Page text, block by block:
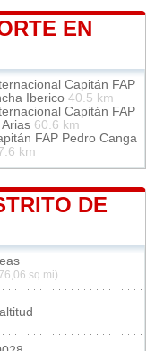
EN
Capitán FAP
Iberico 40.5 km
Capitán FAP
60.6 km
FAP Pedro Canga
km
DE
sq mi)